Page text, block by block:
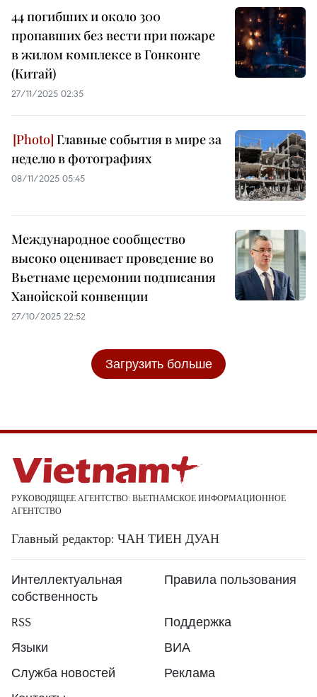
44 погибших и около 300
пропавших без вести при пожаре
в жилом комплексе в Гонконге
(Китай)
27/11/2025 02:35
Главные события в мире за
неделю в фотографиях
08/11/2025 05:45
Международное сообщество
высоко оценивает проведение во
Вьетнаме церемонии подписания
Ханойской конвенции
27/10/2025 22:52
Загрузить больше
РУКОВОДЯЩЕЕ АГЕНТСТВО: ВЬЕТНАМСКОЕ ИНФОРМАЦИОННОЕ
АГЕНТСТВО
Главный редактор: ЧАН ТИЕН ДУАН
Интеллектуальная
собственность
Правила пользования
RSS
Поддержка
Языки
ВИА
Служба новостей
Реклама